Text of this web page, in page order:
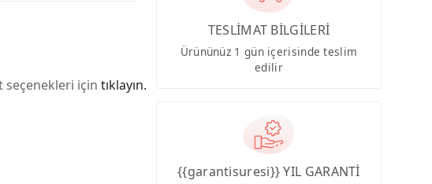
seçenekleri için tıklayın.
TESLİMAT BİLGİLERİ
Ürününüz 1 gün içerisinde teslim
edilir
{{garantisuresi}} YIL GARANTİ